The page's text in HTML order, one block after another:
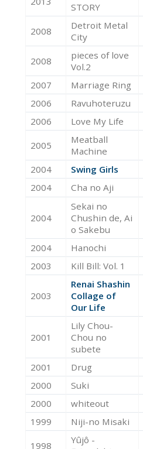
STORY
2008
Detroit Metal
City
2008
pieces of love
Vol.2
2007 Marriage Ring
2006
Ravuhoteruzu
2006
Love My Life
2005
Meatball
Machine
2004 Swing Girls
2004
Cha no Aji
2004
Sekai no
Chushin de, Ai
o Sakebu
2004 Hanochi
2003
Kill Bill: Vol. 1
2003
Renai Shashin
Collage of
Our Life
2001
Lily Chou-
Chou no
subete
2001 Drug
2000
Suki
2000
whiteout
1999
Niji-no Misaki
1998
Yûjô -